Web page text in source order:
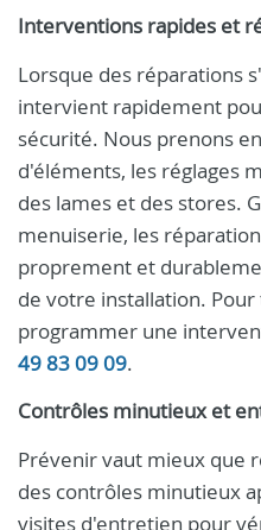
Interventions rapides et
Lorsque des réparations
intervient rapidement
sécurité. Nous prenons
d'éléments, les réglages
des lames et des stores.
menuiserie, les
proprement et
de votre installation.
programmer une
49 83 09 09.
Contrôles minutieux et
Prévenir vaut mieux que
des contrôles minutieux
visites d'entretien pour